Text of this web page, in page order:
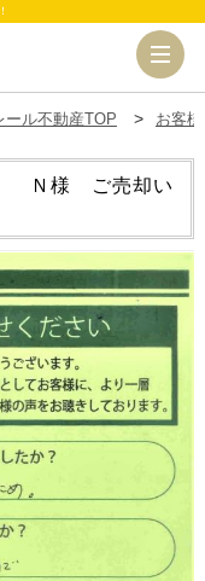
ール不動産TOP お客
】 Ｎ様 ご売却い